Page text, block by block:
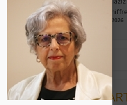
Envoyer
aux
09.07.2026